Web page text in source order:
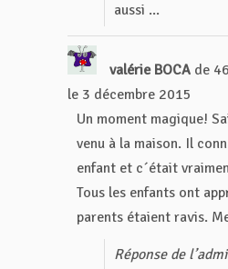
aussi ...
valérie BOCA de
le 3 décembre 2015
Un moment magique!
venu à la maison. Il
enfant et c´était
Tous les enfants ont
parents étaient ravis.
Réponse de